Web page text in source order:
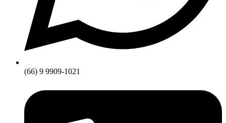
(66) 9 9909-1021